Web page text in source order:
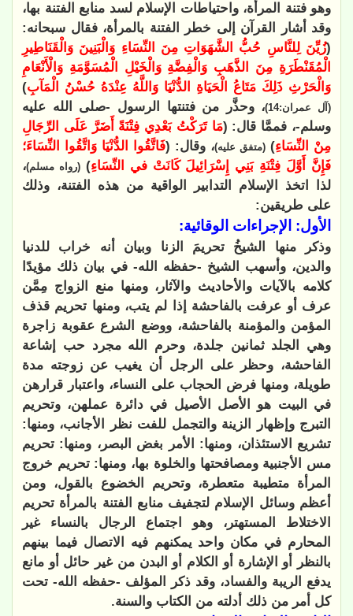
وهو فتنة المرأة، واحتياطات الإسلام لسد منابع الفتنة بها،
وقد أشار القرآن إلى خطر الفتنة بالمرأة، فقال سبحانه:
(زُيِّنَ لِلنَّاسِ حُبُّ الشَّهَوَاتِ مِنَ النِّسَاءِ وَالْبَنِينَ وَالْقَنَاطِيرِ
الْمُقَنْطَرَةِ مِنَ الذَّهَبِ وَالْفِضَّةِ وَالْخَيْلِ الْمُسَوَّمَةِ وَالْأَنْعَامِ
وَالْحَرْثِ ذَلِكَ مَتَاعُ الْحَيَاةِ الدُّنْيَا وَاللَّهُ عِنْدَهُ حُسْنُ الْمَآبِ)
(آل عمران:14)
، وحذَّر من فتنتها الرسول -صلى الله عليه
وسلم-، فممَّا قال: (مَا تَرَكْتُ بَعْدِي فِتْنَةً أَضَرَّ عَلَى الرِّجَالِ
مِنْ النِّسَاءِ) (متفق عليه)، وقال: (فَاتَّقُوا الدُّنْيَا وَاتَّقُوا النِّسَاءَ؛
فَإِنَّ أَوَّلَ فِتْنَةِ بَنِي إِسْرَائِيلَ كَانَتْ في النِّسَاءِ)(رواه مسلم)،
لذا اتخذ الإسلام التدابير الواقية من هذه الفتنة، وذلك
على طريقين:
الأول: الإجراءات الوقائية:
وذكر منها الشيخُ تحريمَ الزنا وبيان أنه خراب للدنيا
والدين، وأسهب الشيخ -حفظه الله- في بيان ذلك مؤيدًا
كلامه بالآيات والأحاديث والآثار، ومنها منع الزواج مِمَّن
عرف أو عرفت بالفاحشة إذا لم يتب، ومنها تحريم قذف
المؤمن والمؤمنة بالفاحشة، ووضع الشرع عقوبة زاجرة
وهي الجلد ثمانين جلدة، وحرم الله مجرد حب إشاعة
الفاحشة، وحظر على الرجل أن يغيب عن زوجته مدة
طويلة، ومنها فرض الحجاب على النساء، واعتبار قرارهن
في البيت هو الأصل الأصيل في دائرة عملهن، وتحريم
التبرج وإظهار الزينة والتجمل للفت نظر الأجانب، ومنها:
تشريع الاستئذان، ومنها: الأمر بغض البصر، ومنها: تحريم
مس الأجنبية ومصافحتها والخلوة بها، ومنها: تحريم خروج
المرأة متطيبة متعطرة، وتحريم الخضوع بالقول، ومن
أعظم وسائل الإسلام لتجفيف منابع الفتنة بالمرأة تحريم
الاختلاط المستهتر، وهو اجتماع الرجال بالنساء غير
المحارم في مكان واحد يمكنهم فيه الاتصال فيما بينهم
بالنظر أو الإشارة أو الكلام أو البدن من غير حائل أو مانع
يدفع الريبة والفساد، وقد ذكر المؤلف -حفظه الله- تحت
كل أمر من ذلك أدلته من الكتاب والسنة.